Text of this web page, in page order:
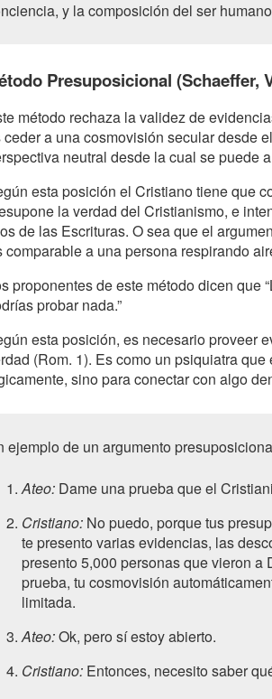
y la composición del ser
Presuposicional (Schaeffer,
método rechaza la validez de
ceder a una cosmovisión secular desde
neutral desde la cual se puede
esta posición el Cristiano tiene que
la verdad del Cristianismo, e
de las Escrituras. O sea que el
comparable a una persona respirando
proponentes de este método dicen que
probar nada.”
esta posición, es necesario proveer
(Rom. 1). Es como un psiquiatra
sino para conectar con algo
ejemplo de un argumento
Ateo: Dame una prueba que el
Cristiano: No puedo, porque tus
te presento varias evidencias, las
presento 5,000 personas que vieron
prueba, tu cosmovisión
limitada.
Ateo:Ok, pero sí estoy abierto.
Cristiano: Entonces, necesito saber